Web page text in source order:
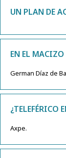
UN PLAN DE
EN EL
German Díaz de
¿TELEFÉRICO
Axpe.